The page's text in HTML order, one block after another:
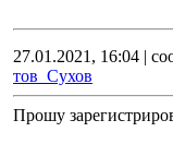
27.01.2021, 16:04 |
тов_Сухов
Прошу